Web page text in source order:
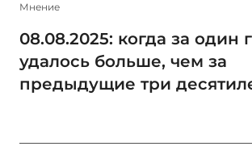
Мнение
08.08.2025: когда за один
удалось больше, чем за
предыдущие три